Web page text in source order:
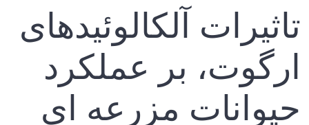
تاثیرات آلکالوئیدهای
ارگوت، بر عملکرد
حیوانات مزرعه ای